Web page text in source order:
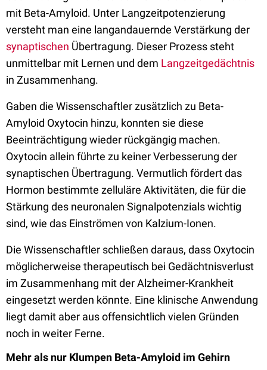
mit Beta-Amyloid. Unter Langzeitpotenzierung
versteht man eine langandauernde Verstärkung der
synaptischen Übertragung. Dieser Prozess steht
unmittelbar mit Lernen und dem Langzeitgedächtnis
in Zusammenhang.
Gaben die Wissenschaftler zusätzlich zu Beta-
Amyloid Oxytocin hinzu, konnten sie diese
Beeinträchtigung wieder rückgängig machen.
Oxytocin allein führte zu keiner Verbesserung der
synaptischen Übertragung. Vermutlich fördert das
Hormon bestimmte zelluläre Aktivitäten, die für die
Stärkung des neuronalen Signalpotenzials wichtig
sind, wie das Einströmen von Kalzium-Ionen.
Die Wissenschaftler schließen daraus, dass Oxytocin
möglicherweise therapeutisch bei Gedächtnisverlust
im Zusammenhang mit der Alzheimer-Krankheit
eingesetzt werden könnte. Eine klinische Anwendung
liegt damit aber aus offensichtlich vielen Gründen
noch in weiter Ferne.
Mehr als nur Klumpen Beta-Amyloid im Gehirn